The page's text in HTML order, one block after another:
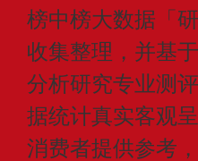
榜中榜大数据「
收集整理，并基
分析研究专业测
据统计真实客观
消费者提供参考